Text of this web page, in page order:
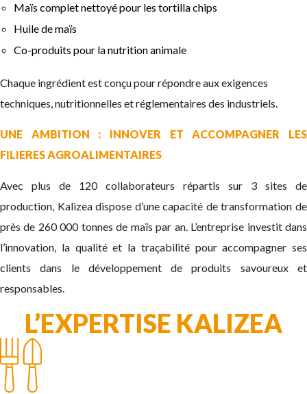
Maïs complet nettoyé pour les tortilla chips
Huile de maïs
Co-produits pour la nutrition animale
Chaque ingrédient est conçu pour répondre aux exigences
techniques, nutritionnelles et réglementaires des industriels.
UNE AMBITION :
INNOVER ET ACCOMPAGNER LES
FILIERES AGROALIMENTAIRES
Avec plus de 120 collaborateurs répartis sur 3 sites de
production, Kalizea dispose d’une capacité de transformation de
près de 260 000 tonnes de maïs par an. L’entreprise investit dans
l’innovation, la qualité et la traçabilité pour accompagner ses
clients dans le développement de produits savoureux et
responsables.
L’EXPERTISE KALIZEA